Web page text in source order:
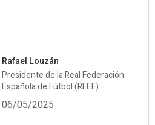
Rafael Louzán
Presidente de la Real Federación
Española de Fútbol (RFEF)
06/05/2025